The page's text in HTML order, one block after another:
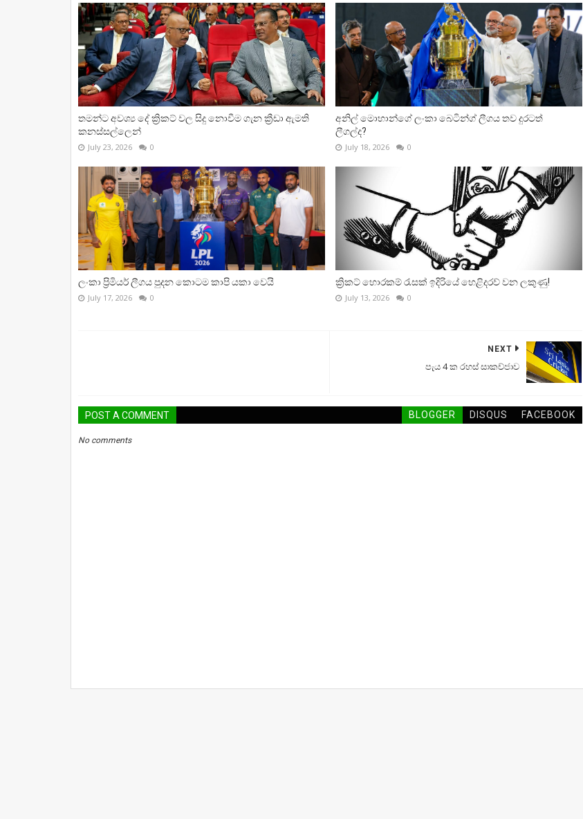
තමන්ට අවශ්‍ය දේ ක්‍රිකට් වල සිදු නොවීම ගැන ක්‍රීඩා ඇමති
කනස්සල්ලෙන්
July 23, 2026 0
අනිල් මොහාන්ගේ ලංකා බෙටින්ග් ලීගය තව දුරටත්
ලීගල්ද?
July 18, 2026 0
ලංකා ප්‍රිමියර් ලීගය පුදන කොටම කාපි යකා වෙයි
July 17, 2026 0
ක්‍රිකට් හොරකම් රැසක් ඉදිරියේ හෙළිදරව් වන ලකුණු!
July 13, 2026 0
NEXT
පැය 4 ක රහස් සාකච්ජාව
POST A COMMENT BLOGGER DISQUS FACEBOOK
No comments